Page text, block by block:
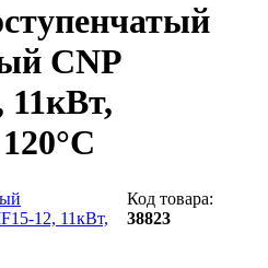
CNP
11кВт,
Код товара:
38823